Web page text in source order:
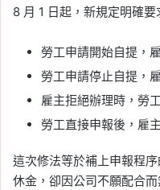
8 月 1 日起，新規定明確要
勞工申請開始自提，
勞工申請停止自提，
雇主拒絕辦理時，勞
勞工直接申報後，雇
這次修法等於補上申報程
休金，卻因公司不願配合而